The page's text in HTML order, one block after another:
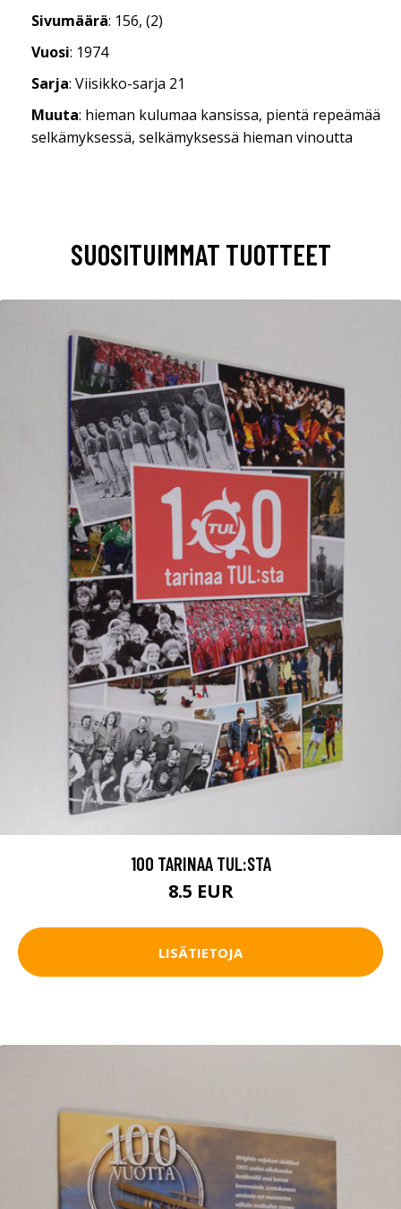
Sivumäärä: 156, (2)
Vuosi: 1974
Sarja: Viisikko-sarja 21
Muuta: hieman kulumaa kansissa, pientä repeämää
selkämyksessä, selkämyksessä hieman vinoutta
SUOSITUIMMAT TUOTTEET
100 TARINAA TUL:STA
8.5 EUR
LISÄTIETOJA